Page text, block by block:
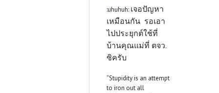
:uhuhuh: เจอปัญหา
เหมือนกัน รอเอา
ไปประยุกต์ใช้ที่
บ้านคุณแม่ที่ ตจว.
ซิครับ
“Stupidity is an attempt
to iron out all